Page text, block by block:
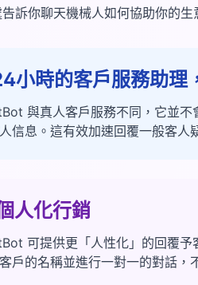
訴你聊天機械人如何協助你的生
小時的客戶服務助理
與真人客戶服務不同，它並
信息。這有效加速回覆一般客人
人化行銷
可提供更「人性化」的回覆
戶的名稱並進行一對一的對話，